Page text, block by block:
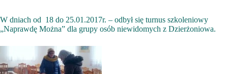
W dniach od 18 do 25.01.2017r. – odbył się turnus szkoleniowy
„Naprawdę Można” dla grupy osób niewidomych z Dzierżoniowa.